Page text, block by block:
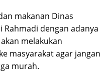
makanan Dinas
Rahmadi dengan adanya
melakukan
masyarakat agar jangan
murah.